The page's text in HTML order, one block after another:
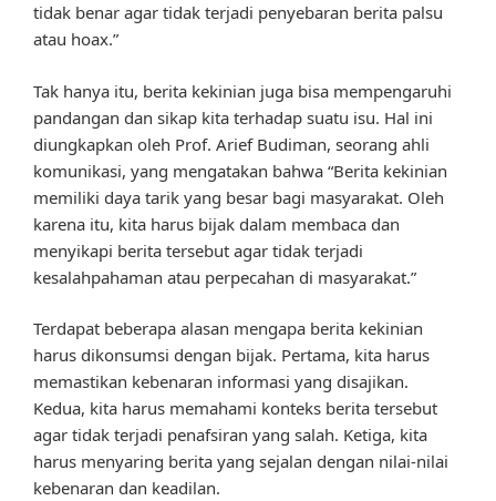
tidak benar agar tidak terjadi penyebaran berita palsu
atau hoax.”
Tak hanya itu, berita kekinian juga bisa mempengaruhi
pandangan dan sikap kita terhadap suatu isu. Hal ini
diungkapkan oleh Prof. Arief Budiman, seorang ahli
komunikasi, yang mengatakan bahwa “Berita kekinian
memiliki daya tarik yang besar bagi masyarakat. Oleh
karena itu, kita harus bijak dalam membaca dan
menyikapi berita tersebut agar tidak terjadi
kesalahpahaman atau perpecahan di masyarakat.”
Terdapat beberapa alasan mengapa berita kekinian
harus dikonsumsi dengan bijak. Pertama, kita harus
memastikan kebenaran informasi yang disajikan.
Kedua, kita harus memahami konteks berita tersebut
agar tidak terjadi penafsiran yang salah. Ketiga, kita
harus menyaring berita yang sejalan dengan nilai-nilai
kebenaran dan keadilan.